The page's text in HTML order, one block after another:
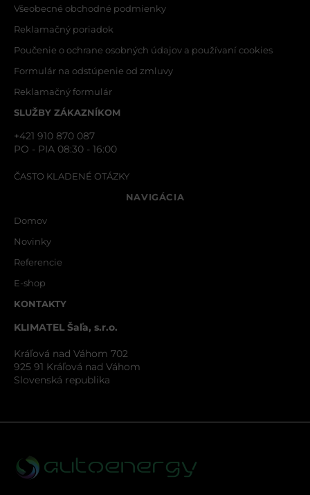
VAŠA OTÁZKA K PRODUKTU
Všeobecné obchodné podmienky
Reklamačný poriadok
Poučenie o ochrane osobných údajov a používaní cookies
Formulár na odstúpenie od zmluvy
Reklamačný formulár
SLUŽBY ZÁKAZNÍKOM
+421 910 870 087
PO - PIA 08:30 - 16:00
ČASTO KLADENÉ OTÁZKY
NAVIGÁCIA
Domov
Novinky
Referencie
E-shop
KONTAKTY
KLIMATEL Šaľa, s.r.o.
Kráľová nad Váhom 702
925 91 Kráľová nad Váhom
Slovenská republika